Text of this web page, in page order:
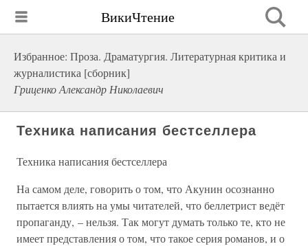
ВикиЧтение
Избранное: Проза. Драматургия. Литературная критика и
журналистика [сборник]
Гриценко Александр Николаевич
Техника написания бестселлера
Техника написания бестселлера
На самом деле, говорить о том, что Акунин осознанно
пытается влиять на умы читателей, что беллетрист ведёт
пропаганду, – нельзя. Так могут думать только те, кто не
имеет представления о том, что такое серия романов, и о